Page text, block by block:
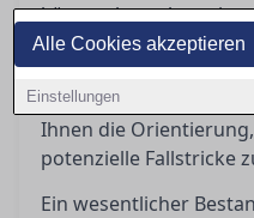
Alle Cookies akzeptieren
Einstellungen
können komplex sein
Auswirkungen haben.
Frage, was passiert,
vorzeitig beenden
Ihnen die
potenzielle Fallstricke
Ein wesentlicher